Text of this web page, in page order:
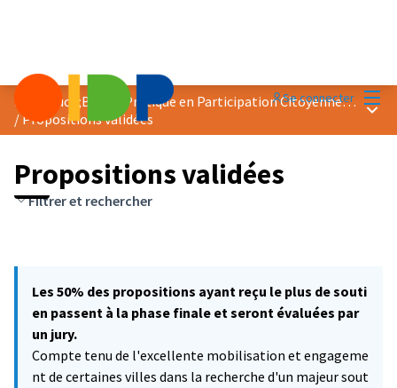
Se connecter
Prix &quot;Bonne Pratique en Participation Citoyenne&quot; 2021
/Propositions validées
Propositions validées
Filtrer et rechercher
Les 50% des propositions ayant reçu le plus de souti
en passent à la phase finale et seront évaluées par
un jury.
Compte tenu de l'excellente mobilisation et engageme
nt de certaines villes dans la recherche d'un majeur sout